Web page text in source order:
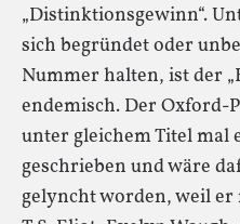
„Distinktionsgewinn“.
sich begründet oder
Nummer halten, ist der
endemisch. Der Oxford-
unter gleichem Titel mal
geschrieben und wäre
gelyncht worden, weil